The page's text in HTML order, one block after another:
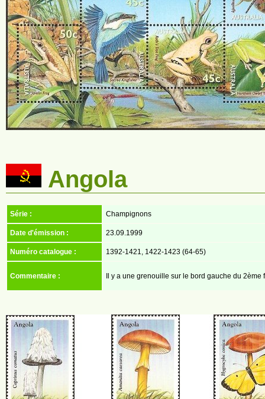
Angola
Série : Champignons
Date d'émission : 23.09.1999
Numéro catalogue : 1392-1421, 1422-1423 (64-65)
Commentaire : Il y a une grenouille sur le bord gauche du 2ème